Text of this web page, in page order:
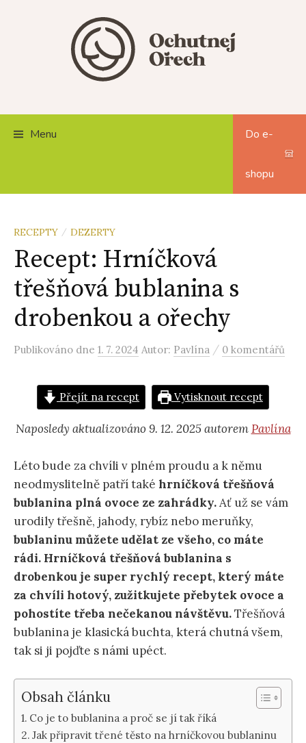
Menu Do e-
shopu
RECEPTY / DEZERTY
Recept: Hrníčková
třešňová bublanina s
drobenkou a ořechy
Publikováno dne 1. 7. 2024 Autor: Pavlína / 0 komentářů
Přejít na recept Vytisknout recept
Naposledy aktualizováno 9. 12. 2025 autoremPavlína
Léto bude za chvíli v plném proudu a k němu
neodmyslitelně patří také hrníčková třešňová
bublanina plná ovoce ze zahrádky.Ať už se vám
urodily třešně, jahody, rybíz nebo meruňky,
bublaninu můžete udělat ze všeho, co máte
rádi. Hrníčková třešňová bublanina s
drobenkou je super rychlý recept, který máte
za chvíli hotový, zužitkujete přebytek ovoce a
pohostíte třeba nečekanou návštěvu.Třešňová
bublanina je klasická buchta, která chutná všem,
tak si ji pojďte s námi upéct.
Obsah článku
Co je to bublanina a proč se jí tak říká
Jak připravit třené těsto na hrníčkovou bublaninu